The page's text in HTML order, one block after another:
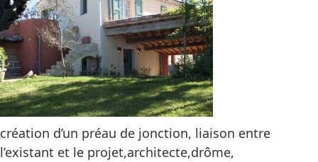
création d’un préau de jonction, liaison entre
l’existant et le projet,architecte,drôme,